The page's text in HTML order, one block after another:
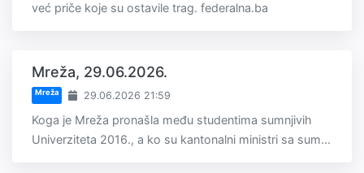
već priče koje su ostavile trag. federalna.ba
Mreža, 29.06.2026.
Mreža 29.06.2026 21:59
Koga je Mreža pronašla među studentima sumnjivih
Univerziteta 2016., a ko su kantonalni ministri sa sum...